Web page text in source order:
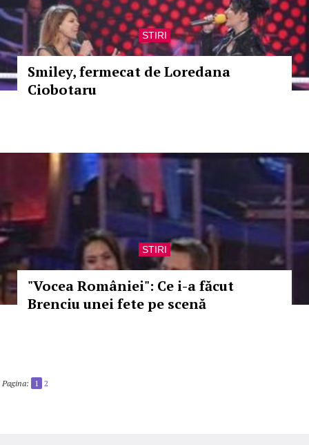
STIRI
Smiley, fermecat de Loredana
Ciobotaru
STIRI
"Vocea României": Ce i-a făcut
Brenciu unei fete pe scenă
Pagina: 1 2